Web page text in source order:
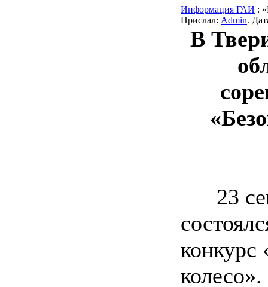
Информация ГАИ :
Прислал: Admin.
В
23
конкурс